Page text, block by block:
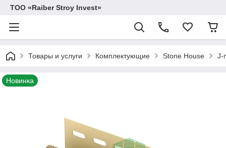
TOO «Raiber Stroy Invest»
Товары и услуги Комплектующие Stone House J-
Новинка